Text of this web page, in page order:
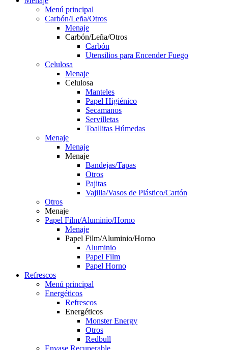
Menú principal
Carbón/Leña/Otros
Menaje
Carbón/Leña/Otros
Carbón
Utensilios para Encender Fuego
Celulosa
Menaje
Celulosa
Manteles
Papel Higiénico
Secamanos
Servilletas
Toallitas Húmedas
Menaje
Menaje
Menaje
Bandejas/Tapas
Otros
Pajitas
Vajilla/Vasos de Plástico/Cartón
Otros
Menaje
Papel Film/Aluminio/Horno
Menaje
Papel Film/Aluminio/Horno
Aluminio
Papel Film
Papel Horno
Refrescos
Menú principal
Energéticos
Refrescos
Energéticos
Monster Energy
Otros
Redbull
Envase Recuperable